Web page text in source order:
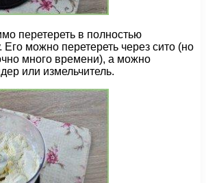
перетереть в полностью
можно перетереть через сито (но
много времени), а можно
или измельчитель.